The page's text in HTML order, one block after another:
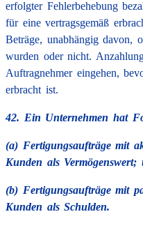
erfolgter Fehlerbehebung
für eine vertragsgemäß
Beträge, unabhängig davon,
wurden oder nicht.
Auftragnehmer eingehen,
erbracht ist.
42. Ein Unternehmen hat
(a) Fertigungsaufträge mit
Kunden als Vermögenswert;
(b) Fertigungsaufträge mit
Kunden als Schulden.